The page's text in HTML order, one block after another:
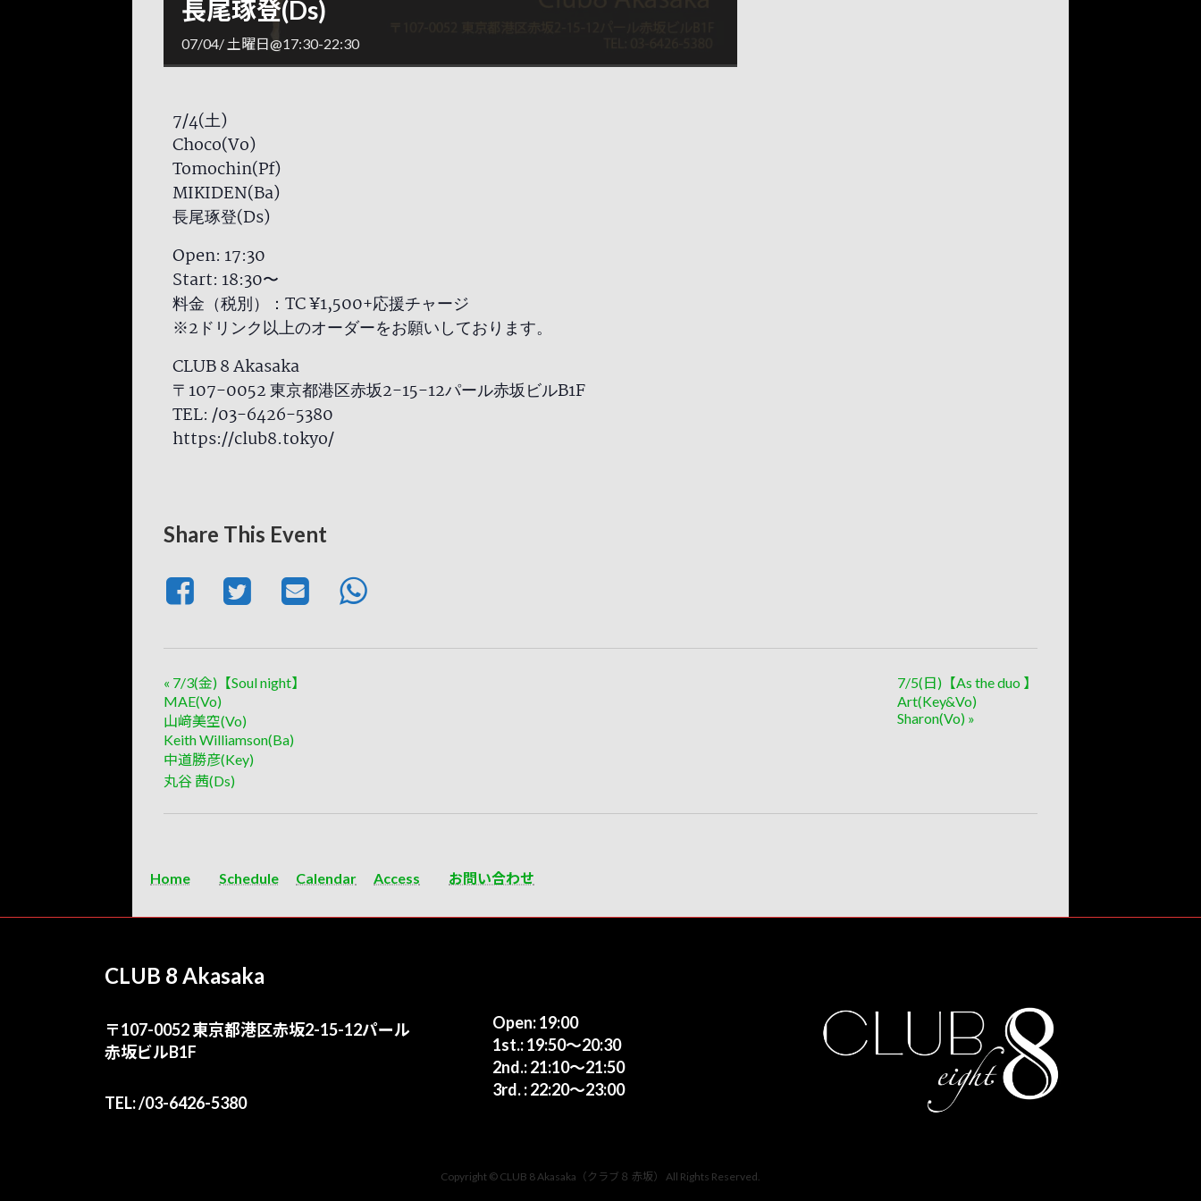
長尾琢登(Ds)
07/04/ 土曜日@17:30-22:30
7/4(土)
Choco(Vo)
Tomochin(Pf)
MIKIDEN(Ba)
長尾琢登(Ds)
Open: 17:30
Start: 18:30〜
料金（税別）：TC ¥1,500+応援チャージ
※2ドリンク以上のオーダーをお願いしております。
CLUB 8 Akasaka
〒107-0052 東京都港区赤坂2-15-12パール赤坂ビルB1F
TEL: /03-6426-5380
https://club8.tokyo/
Share This Event
« 7/3(金)【Soul night】
MAE(Vo)
山﨑美空(Vo)
Keith Williamson(Ba)
中道勝彦(Key)
丸谷 茜(Ds)
7/5(日)【As the duo 】
Art(Key&Vo)
Sharon(Vo) »
Home Schedule Calendar Access お問い合わせ
CLUB 8 Akasaka
〒107-0052 東京都港区赤坂2-15-12パール
赤坂ビルB1F
TEL: /03-6426-5380
Open: 19:00
1st.: 19:50〜20:30
2nd.: 21:10〜21:50
3rd. : 22:20〜23:00
Copyright © CLUB 8 Akasaka（クラブ８ 赤坂） All Rights Reserved.